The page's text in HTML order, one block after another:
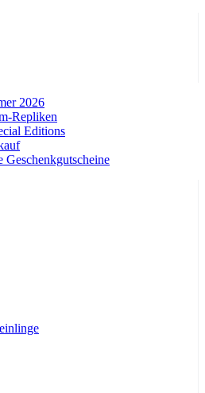
2026
Repliken
Editions
Geschenkgutscheine